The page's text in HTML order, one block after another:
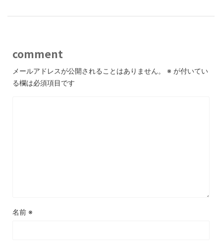
comment
メールアドレスが公開されることはありません。 ※ が付いてい
る欄は必須項目です
名前 ※